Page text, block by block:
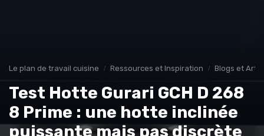
Le plan de travail cuisine Ressources et Inspiration Blogs et
Test Hotte Gurari GCH D 268
8 Prime : une hotte inclinée
puissante mais pas discrète